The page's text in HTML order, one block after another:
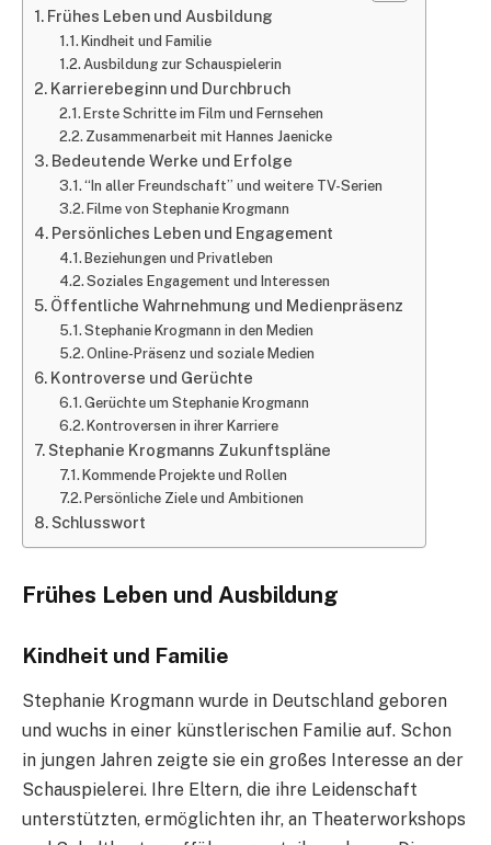
Frühes Leben und Ausbildung
Kindheit und Familie
Ausbildung zur Schauspielerin
Karrierebeginn und Durchbruch
Erste Schritte im Film und Fernsehen
Zusammenarbeit mit Hannes Jaenicke
Bedeutende Werke und Erfolge
“In aller Freundschaft” und weitere TV-Serien
Filme von Stephanie Krogmann
Persönliches Leben und Engagement
Beziehungen und Privatleben
Soziales Engagement und Interessen
Öffentliche Wahrnehmung und Medienpräsenz
Stephanie Krogmann in den Medien
Online-Präsenz und soziale Medien
Kontroverse und Gerüchte
Gerüchte um Stephanie Krogmann
Kontroversen in ihrer Karriere
Stephanie Krogmanns Zukunftspläne
Kommende Projekte und Rollen
Persönliche Ziele und Ambitionen
Schlusswort
Frühes Leben und Ausbildung
Kindheit und Familie
Stephanie Krogmann wurde in Deutschland geboren
und wuchs in einer künstlerischen Familie auf. Schon
in jungen Jahren zeigte sie ein großes Interesse an der
Schauspielerei. Ihre Eltern, die ihre Leidenschaft
unterstützten, ermöglichten ihr, an Theaterworkshops